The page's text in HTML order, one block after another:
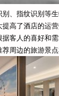
、指纹识别等
高了酒店的运营
客人的喜好和
周边的旅游景点